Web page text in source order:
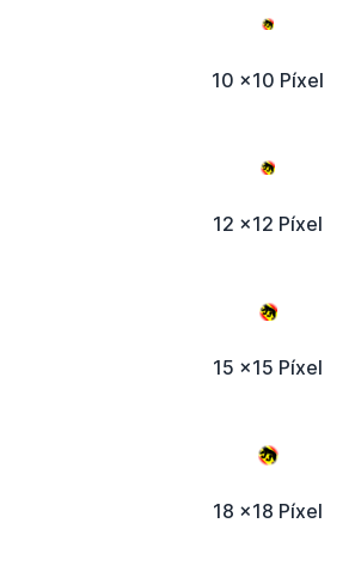
10 x10 Píxel
12 x12 Píxel
15 x15 Píxel
18 x18 Píxel